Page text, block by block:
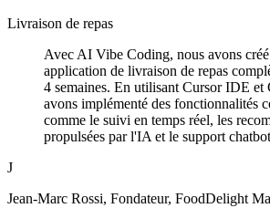
Livraison de repas
Avec AI Vibe Coding, nous avons
application de livraison de repas
4 semaines. En utilisant Cursor IDE et
avons implémenté des fonctionnalités
comme le suivi en temps réel, les
propulsées par l'IA et le support
J
Jean-Marc Rossi, Fondateur, FoodDelight